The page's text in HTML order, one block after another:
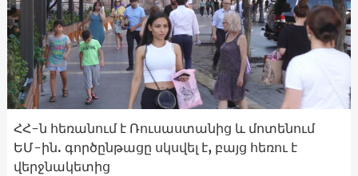
ՀՀ-ն հեռանում է Ռուսաստանից և մոտենում
ԵՄ-ին. գործընթացը սկսվել է, բայց հեռու է
վերջնակետից